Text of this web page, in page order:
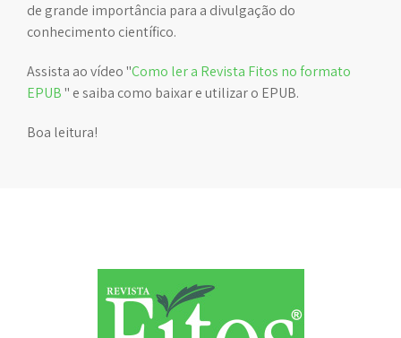
de grande importância para a divulgação do
conhecimento científico.
Assista ao vídeo "Como ler a Revista Fitos no formato
EPUB" e saiba como baixar e utilizar o EPUB.
Boa leitura!